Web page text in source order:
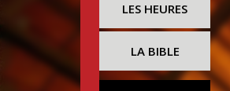
LES HEURES
LA BIBLE